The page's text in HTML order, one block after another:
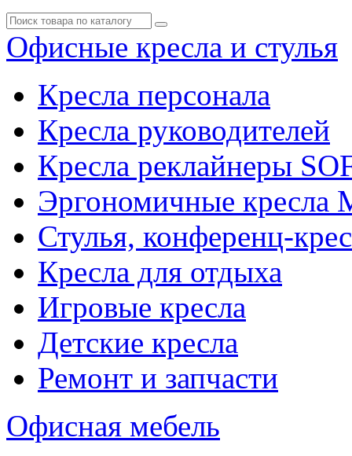
Офисные кресла и стулья
Кресла персонала
Кресла руководителей
Кресла реклайнеры
Эргономичные
Стулья, конференц-
Кресла для отдыха
Игровые кресла
Детские кресла
Ремонт и запчасти
Офисная мебель